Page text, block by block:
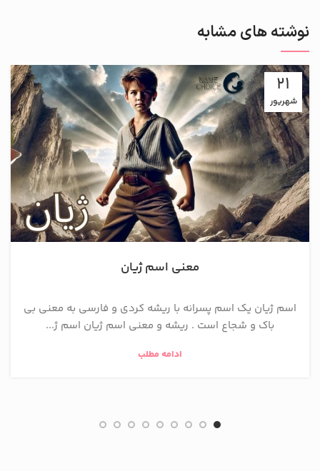
نوشته های مشابه
21
شهریور
معنی اسم ژیان
اسم ژیان یک اسم پسرانه با ریشه کردی و فارسی به معنی بی
باک و شجاع است . ریشه و معنی اسم ژیان اسم ژ...
ادامه مطلب